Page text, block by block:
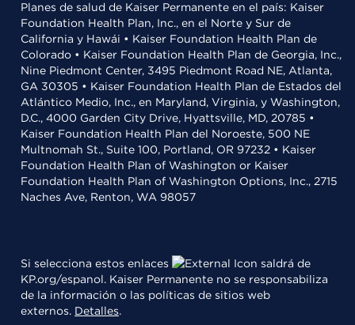
Planes de salud de Kaiser Permanente en el país: Kaiser
Foundation Health Plan, Inc., en el Norte y Sur de
California y Hawái • Kaiser Foundation Health Plan de
Colorado • Kaiser Foundation Health Plan de Georgia, Inc.,
Nine Piedmont Center, 3495 Piedmont Road NE, Atlanta,
GA 30305 • Kaiser Foundation Health Plan de Estados del
Atlántico Medio, Inc., en Maryland, Virginia, y Washington,
D.C., 4000 Garden City Drive, Hyattsville, MD, 20785 •
Kaiser Foundation Health Plan del Noroeste, 500 NE
Multnomah St., Suite 100, Portland, OR 97232 • Kaiser
Foundation Health Plan of Washington or Kaiser
Foundation Health Plan of Washington Options, Inc., 2715
Naches Ave, Renton, WA 98057
Si selecciona estos enlaces
saldrá de
KP.org/espanol. Kaiser Permanente no se responsabiliza
de la información o las políticas de sitios web
externos. Detalles.